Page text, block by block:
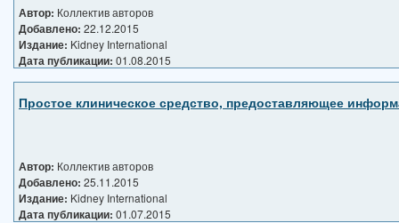
Автор: Коллектив авторов
Добавлено: 22.12.2015
Издание: Kidney International
Дата публикации: 01.08.2015
Простое клиническое средство, предоставляющее
Автор: Коллектив авторов
Добавлено: 25.11.2015
Издание: Kidney International
Дата публикации: 01.07.2015